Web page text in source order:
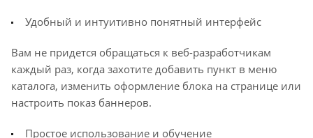
Удобный и интуитивно понятный интерфейс
Вам не придется обращаться к веб-разработчикам
каждый раз, когда захотите добавить пункт в меню
каталога, изменить оформление блока на странице или
настроить показ баннеров.
Простое использование и обучение